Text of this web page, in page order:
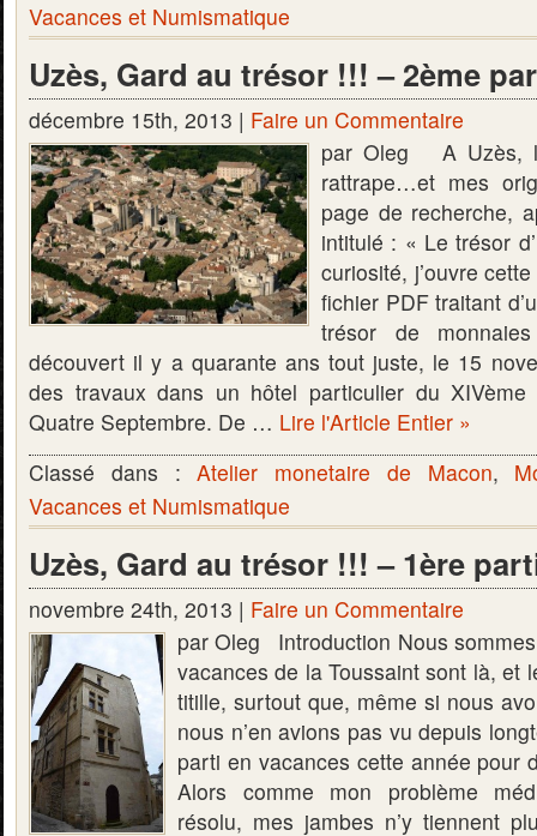
Vacances et Numismatique
Uzès, Gard au trésor !!! – 2ème
décembre 15th, 2013 | Faire un Commentaire
par Oleg A Uzès,
rattrape…et mes
page de recherche,
intitulé : « Le trésor
curiosité, j’ouvre
fichier PDF traitant
trésor de
découvert il y a quarante ans tout juste, le 15
des travaux dans un hôtel particulier du
Quatre Septembre. De … Lire l'Article Entier »
Classé dans :Atelier monetaire de Macon,
Vacances et Numismatique
Uzès, Gard au trésor !!! – 1ère
novembre 24th, 2013 | Faire un Commentaire
par Oleg Introduction Nous
vacances de la Toussaint sont là, et
titille, surtout que, même si nous
nous n’en avions pas vu depuis
parti en vacances cette année pour
Alors comme mon problème
résolu, mes jambes n’y tiennent